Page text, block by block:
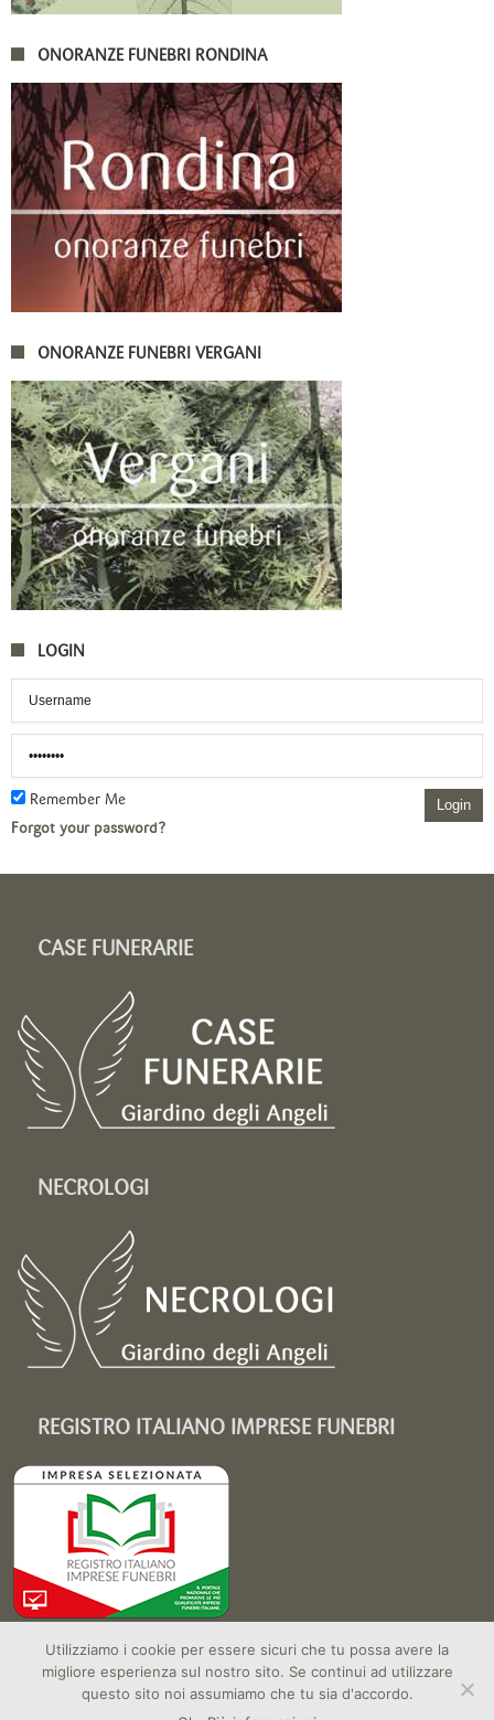
ONORANZE FUNEBRI RONDINA
ONORANZE FUNEBRI VERGANI
LOGIN
Remember Me Login
Forgot your password?
CASE FUNERARIE
NECROLOGI
REGISTRO ITALIANO IMPRESE FUNEBRI
Copyright 2026 Organizzazione Funeraria Alto Milanese srl a socio unico
Utilizziamo i cookie per essere sicuri che tu possa avere la
migliore esperienza sul nostro sito. Se continui ad utilizzare
questo sito noi assumiamo che tu sia d'accordo.